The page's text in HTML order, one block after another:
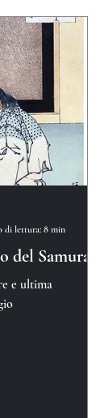
del Samurai
e ultima
di lettura: 8 min